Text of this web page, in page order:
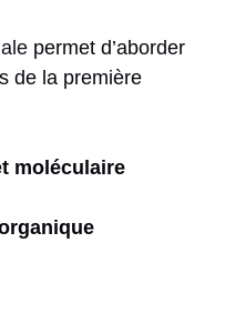
permet d’aborder
de la première
moléculaire